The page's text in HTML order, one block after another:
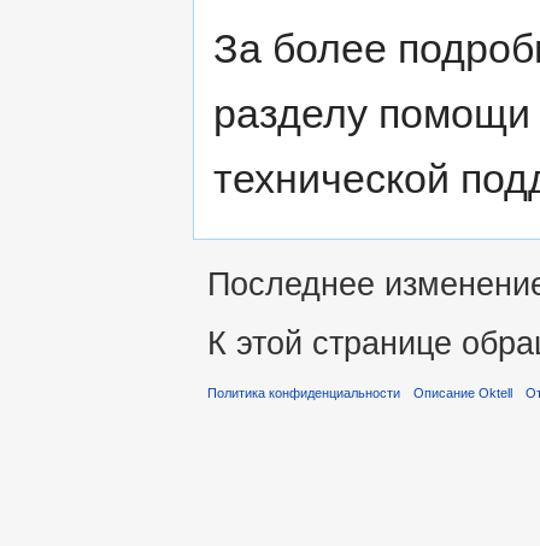
За более
разделу помощи
технической
Последнее
К этой странице
Политика конфиденциальности Описание Oktell